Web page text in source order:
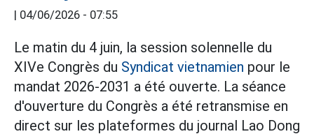
04/06/2026 - 07:55
Le matin du 4 juin, la session solennelle du
XIVe Congrès du Syndicat vietnamien pour le
mandat 2026-2031 a été ouverte. La séance
d'ouverture du Congrès a été retransmise en
direct sur les plateformes du journal Lao Dong